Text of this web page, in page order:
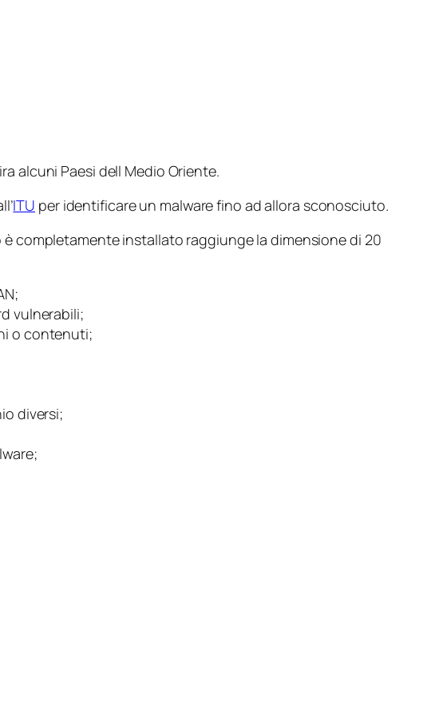
alcuni Paesi dell Medio Oriente.
ITU per identificare un malware fino ad allora sconosciuto.
è completamente installato raggiunge la dimensione di 20
vulnerabili;
o contenuti;
diversi;